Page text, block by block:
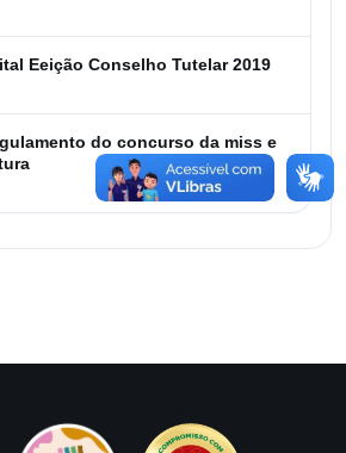
Eeição Conselho Tutelar 2019
do concurso da miss e